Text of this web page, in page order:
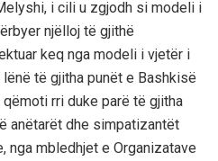
i cili u zgjodh si modeli i
njëlloj të gjithë
keq nga modeli i vjetër i
të gjitha punët e Bashkisë
rri duke parë të gjitha
anëtarët dhe simpatizantët
nga mbledhjet e Organizatave